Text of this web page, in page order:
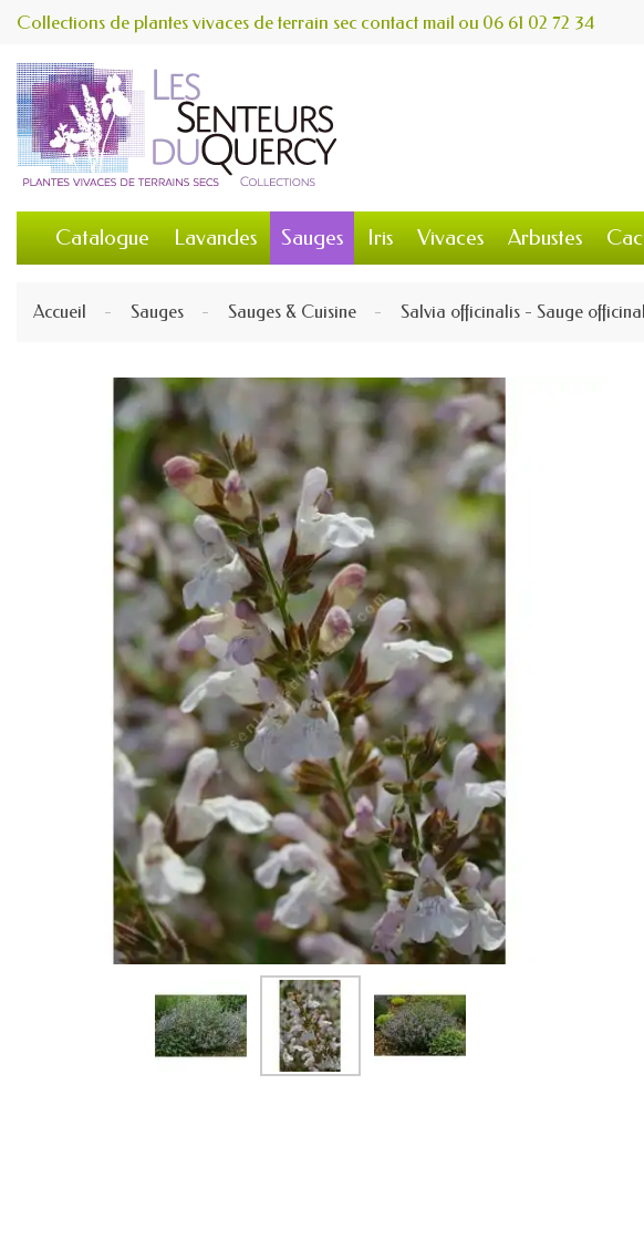
Collections de plantes vivaces de terrain sec contact mail ou 06 61 02 72 34
Catalogue Lavandes Sauges Iris Vivaces Arbustes
Accueil Sauges Sauges & Cuisine Salvia officinalis - Sauge